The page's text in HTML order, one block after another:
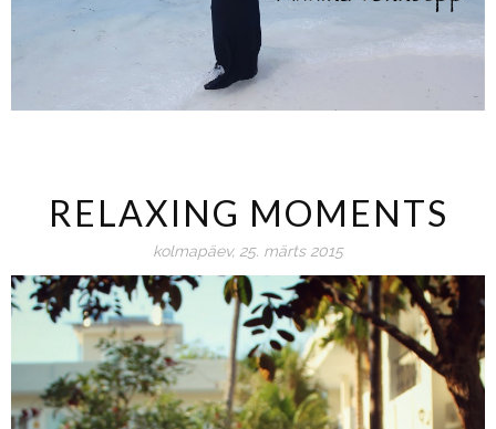
RELAXING MOMENTS
kolmapäev, 25. märts 2015